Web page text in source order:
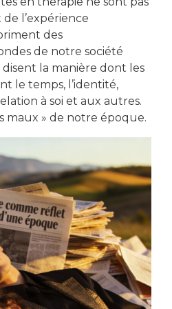
l’expérience
des
de notre société
la manière dont les
le temps, l’identité,
à soi et aux autres.
maux » de notre époque.